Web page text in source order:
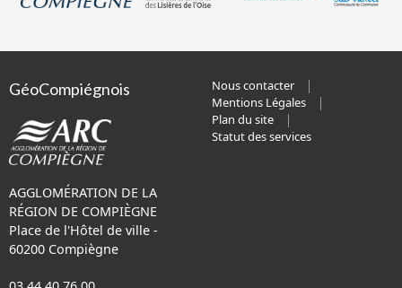
GéoCompiégnois
AGGLOMÉRATION DE LA
RÉGION DE COMPIÈGNE
Place de l'Hôtel de ville -
60200 Compiègne
Nous contacter
Mentions Légales
Plan du site
Statut des services